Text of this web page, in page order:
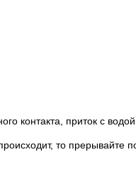
контакта, приток с
то прерывайте